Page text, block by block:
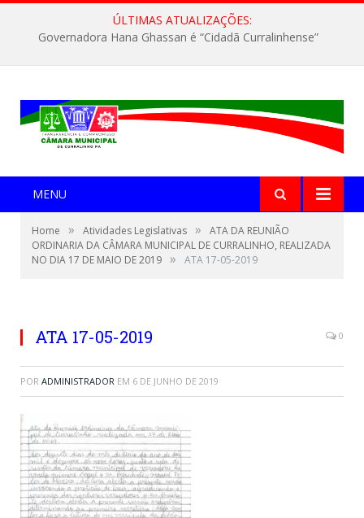
ÚLTIMAS ATUALIZAÇÕES:
Governadora Hana Ghassan é “Cidadã Curralinhense”
MENU
Home » Atividades Legislativas »
ATA DA REUNIÃO
ORDINARIA DA CÂMARA MUNICIPAL DE CURRALINHO, REALIZADA
NO DIA 17 DE MAIO DE 2019 » ATA 17-05-2019
ATA 17-05-2019 0
POR ADMINISTRADOR EM 6 DE JUNHO DE 2019